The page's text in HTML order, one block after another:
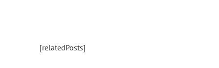
[relatedPosts]